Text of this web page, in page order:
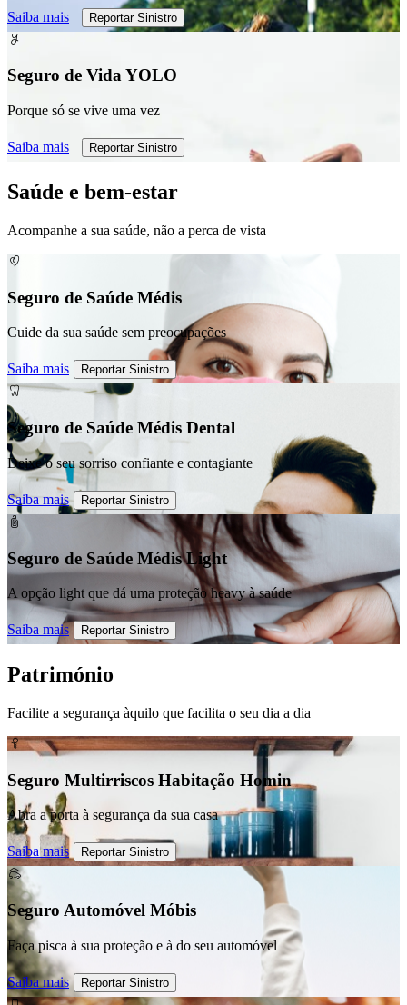
Saiba mais Reportar Sinistro
Seguro de Vida YOLO
Porque só se vive uma vez
Saiba mais Reportar Sinistro
Saúde e bem-estar
Acompanhe a sua saúde, não a perca de vista
Seguro de Saúde Médis
Cuide da sua saúde sem preocupações
Saiba mais Reportar Sinistro
Seguro de Saúde Médis Dental
Deixe o seu sorriso confiante e contagiante
Saiba mais Reportar Sinistro
Seguro de Saúde Médis Light
A opção light que dá uma proteção heavy à saúde
Saiba mais Reportar Sinistro
Património
Facilite a segurança àquilo que facilita o seu dia a dia
Seguro Multirriscos Habitação Homin
Abra a porta à segurança da sua casa
Saiba mais Reportar Sinistro
Seguro Automóvel Móbis
Faça pisca à sua proteção e à do seu automóvel
Saiba mais Reportar Sinistro